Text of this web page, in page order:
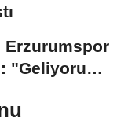
Erzurumspor
"Geliyorum